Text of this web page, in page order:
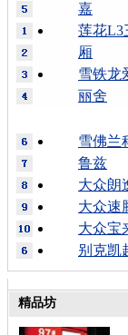
嘉
莲花L3
厢
雪铁龙
丽舍
雪佛兰
鲁兹
大众朗
大众速
大众宝
别克凯
精品坊